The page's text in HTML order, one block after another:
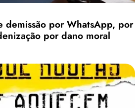
demissão por WhatsApp, por
por dano moral